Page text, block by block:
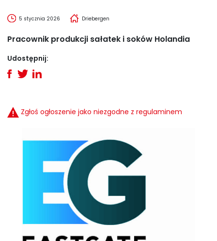
5 stycznia 2026 Driebergen
Pracownik produkcji sałatek i soków Holandia
Udostępnij:
Zgłoś ogłoszenie jako niezgodne z regulaminem